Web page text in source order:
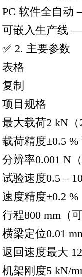
PC 软件全自动
可嵌入生产线
✅ 2. 主要参数
表格
复制
项目规格
最大载荷2 kN（
载荷精度±0.5 %
分辨率0.001 N
试验速度0.5 –
速度精度±0.2 %
行程800 mm（
横梁定位0.01
返回速度最大
机架刚度5 kN/